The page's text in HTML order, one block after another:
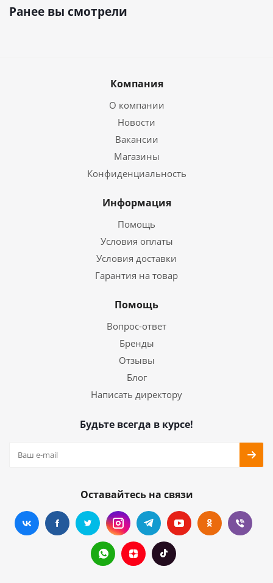
Ранее вы смотрели
Компания
О компании
Новости
Вакансии
Магазины
Конфиденциальность
Информация
Помощь
Условия оплаты
Условия доставки
Гарантия на товар
Помощь
Вопрос-ответ
Бренды
Отзывы
Блог
Написать директору
Будьте всегда в курсе!
Оставайтесь на связи